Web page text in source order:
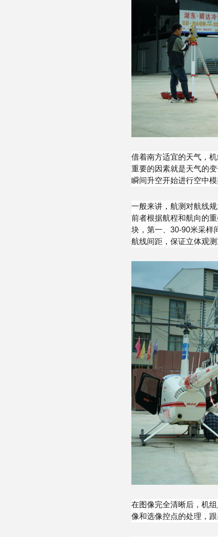
借着南方适宜的天气，
重要的因素就是天气的
瞬间升空开始进行空中
一般来讲，航测对航线
前者根据航程和航向的
块，第一、30-90米采样
航线间距，保证立体观
在图像完全清晰后，机
像和选像控点的处理，